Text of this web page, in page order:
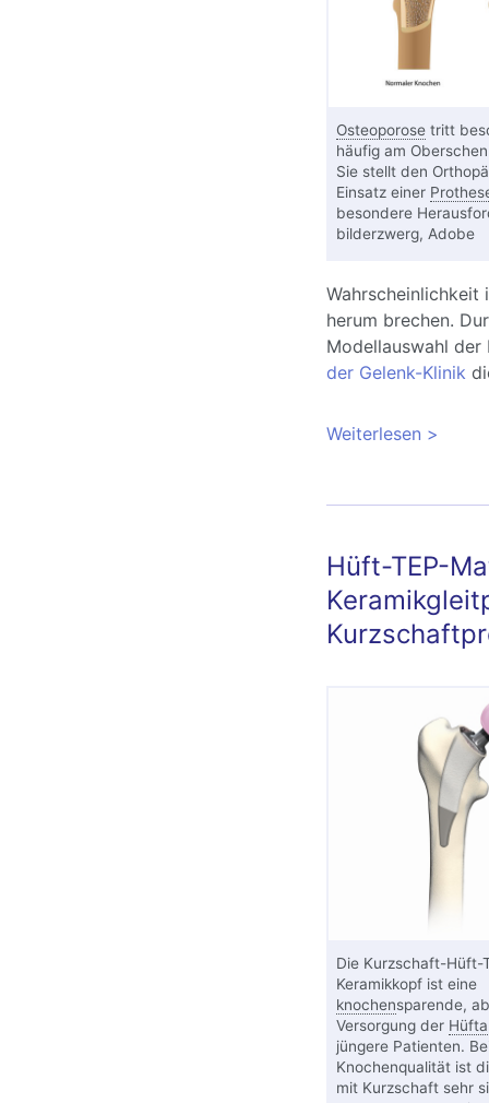
Osteoporosetritt
häufig am
Sie stellt den
Einsatz einer
besondere
bilderzwerg, Adobe
Wahrscheinlichkeit
herum brechen.
Modellauswahl
der Gelenk-Klinik
Weiterlesen über
Hüft-TEP-
Die Kurzschaft-Hüft-
Keramikkopf ist eine
knochensparende,
Versorgung der
jüngere Patienten.
Knochenqualität ist
mit Kurzschaft sehr